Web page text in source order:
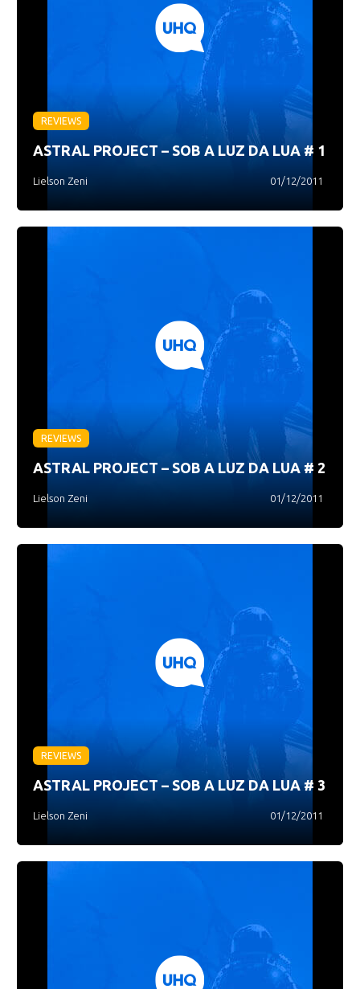
REVIEWS
ASTRAL PROJECT – SOB A LUZ DA LUA # 1
Lielson Zeni 01/12/2011
REVIEWS
ASTRAL PROJECT – SOB A LUZ DA LUA # 2
Lielson Zeni 01/12/2011
REVIEWS
ASTRAL PROJECT – SOB A LUZ DA LUA # 3
Lielson Zeni 01/12/2011